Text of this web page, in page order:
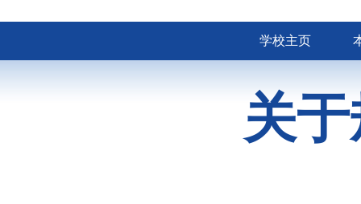
学校主页
关